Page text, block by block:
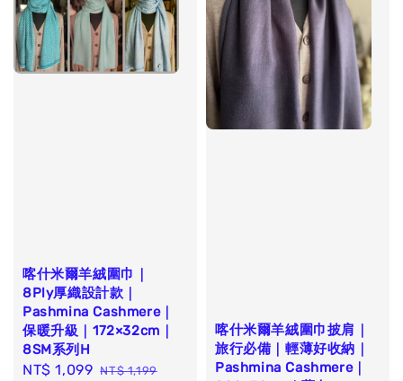
喀什米爾羊絨圍巾｜
8Ply厚織設計款｜
Pashmina Cashmere｜
保暖升級｜172×32cm｜
8SM系列H
Sale
NT$ 1,099 Regular
NT$ 1,199
喀什米爾羊絨圍巾披肩｜
旅行必備｜輕薄好收納｜
Pashmina Cashmere｜